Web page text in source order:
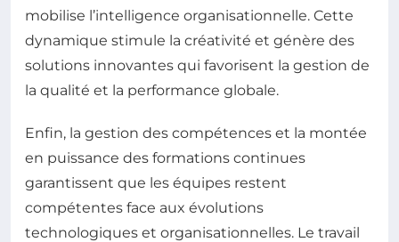
mobilise l’intelligence organisationnelle. Cette
dynamique stimule la créativité et génère des
solutions innovantes qui favorisent la gestion de
la qualité et la performance globale.
Enfin, la gestion des compétences et la montée
en puissance des formations continues
garantissent que les équipes restent
compétentes face aux évolutions
technologiques et organisationnelles. Le travail